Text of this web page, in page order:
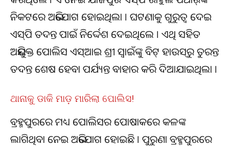
ନିକଟରେ ଅଭିଯୋଗ ହୋଇଥିଲା । ଘଟଣାକୁ ଗୁରୁତ୍ୱ ଦେଇ
ଏସ୍‌ପି ତଦନ୍ତ ପାଇଁ ନିର୍ଦ୍ଦେଶ ଦେଇଥିଲେ । ଏଥି ସହିତ
ଅଭିଯୁକ୍ତ ପୋଲିସ ଏସ୍‌ଆଇ ଶ୍ରୀ ସ୍ୱାଇଁଙ୍କୁ ବିଟ୍ ହାଉସ୍‌ରୁ ତୁରନ୍ତ
ତଦନ୍ତ ଶେଷ ହେବା ପର୍ଯ୍ୟନ୍ତ ବାହାର କରି ଦିଆଯାଇଥିଲା ।
ଥାନାକୁ ଡାକି ମାଡ଼ ମାରିଲା ପୋଲିସ!
ବ୍ରହ୍ମପୁରରେ ମଧ୍ୟ ପୋଲିସର ପୋଷାକରେ କଳଙ୍କ
ଲାଗିଥିବା ନେଇ ଅଭିଯୋଗ ହୋଇଛି । ପୁରୁଣା ବ୍ରହ୍ମପୁରରେ